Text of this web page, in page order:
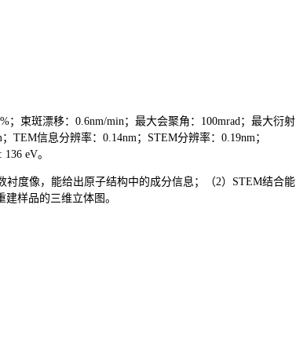
束斑漂移：0.6nm/min；最大会聚角：100mrad；最大衍射
TEM信息分辨率：0.14nm；STEM分辨率：0.19nm；
eV。
度像，能给出原子结构中的成分信息；（2）STEM结合能
样品的三维立体图。